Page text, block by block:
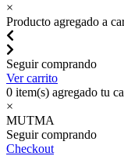
×
Producto agregado a
Seguir comprando
Ver carrito
0 item(s) agregado tu
×
MUTMA
Seguir comprando
Checkout